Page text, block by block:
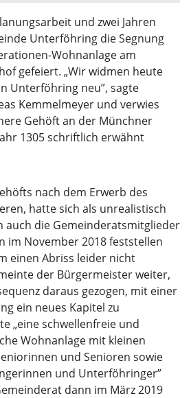
und zwei Jahren
Unterföhring die Segnung
Wohnanlage am
gefeiert. „Wir widmen heute
Unterföhring neu”, sagte
Kemmelmeyer und verwies
Gehöft an der Münchner
1305 schriftlich erwähnt
nach dem Erwerb des
hatte sich als unrealistisch
auch die Gemeinderatsmitglieder
im November 2018 feststellen
einen Abriss leider nicht
der Bürgermeister weiter,
daraus gezogen, mit einer
ein neues Kapitel zu
„eine schwellenfreie und
Wohnanlage mit kleinen
und Senioren sowie
und Unterföhringer”
dann im März 2019